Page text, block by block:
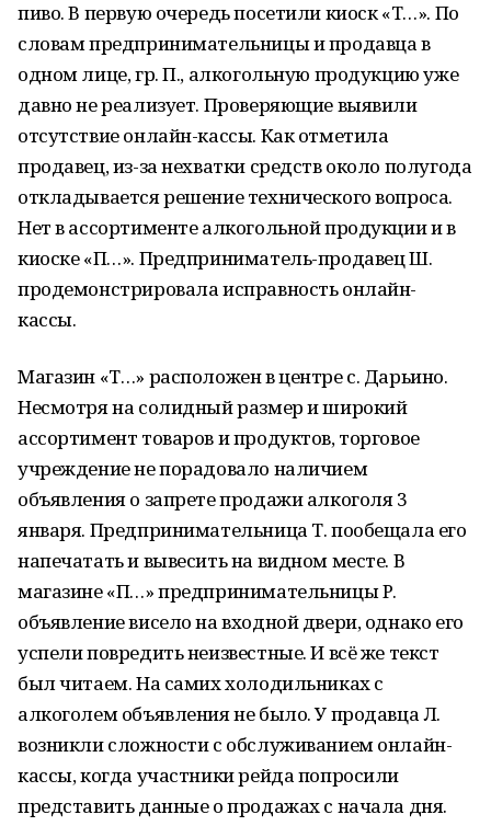
пиво. В первую очередь посетили киоск «Т…». По
словам предпринимательницы и продавца в
одном лице, гр. П., алкогольную продукцию уже
давно не реализует. Проверяющие выявили
отсутствие онлайн-кассы. Как отметила
продавец, из-за нехватки средств около полугода
откладывается решение технического вопроса.
Нет в ассортименте алкогольной продукции и в
киоске «П…». Предприниматель-продавец Ш.
продемонстрировала исправность онлайн-
кассы.
Магазин «Т…» расположен в центре с. Дарьино.
Несмотря на солидный размер и широкий
ассортимент товаров и продуктов, торговое
учреждение не порадовало наличием
объявления о запрете продажи алкоголя 3
января. Предпринимательница Т. пообещала его
напечатать и вывесить на видном месте. В
магазине «П…» предпринимательницы Р.
объявление висело на входной двери, однако его
успели повредить неизвестные. И всё же текст
был читаем. На самих холодильниках с
алкоголем объявления не было. У продавца Л.
возникли сложности с обслуживанием онлайн-
кассы, когда участники рейда попросили
представить данные о продажах с начала дня.